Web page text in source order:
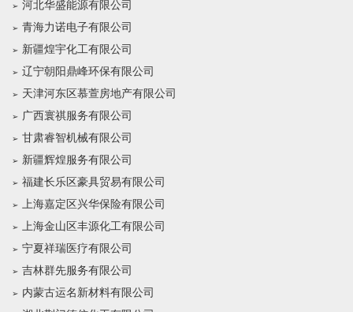
河北华盛能源有限公司
青海力诺电子有限公司
新疆煌宇化工有限公司
辽宁朝阳鼎峰环保有限公司
天津河东区慕萱房地产有限公司
广西寰祺服务有限公司
甘肃睿智机械有限公司
新疆辉煌服务有限公司
福建长乐区豪具贸易有限公司
上海嘉定区兴华保险有限公司
上海金山区丰源化工有限公司
宁夏祥瑞医疗有限公司
吉林群先服务有限公司
内蒙古运名新材料有限公司